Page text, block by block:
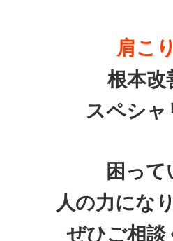
肩こり
根本改
スペシャ
困って
人の力にな
ぜひご相談